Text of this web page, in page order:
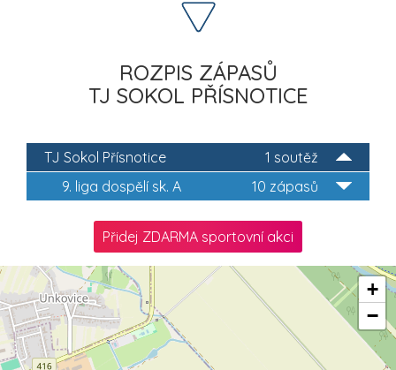
ROZPIS ZÁPASŮ
TJ SOKOL PŘÍSNOTICE
1 soutěž
TJ Sokol Přísnotice
10 zápasů
9. liga dospělí sk. A
Přidej ZDARMA sportovní akci
+
−